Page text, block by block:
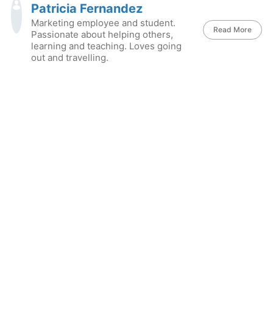
Patricia Fernandez
Marketing employee and student.
Passionate about helping others,
learning and teaching. Loves going
out and travelling.
Read More